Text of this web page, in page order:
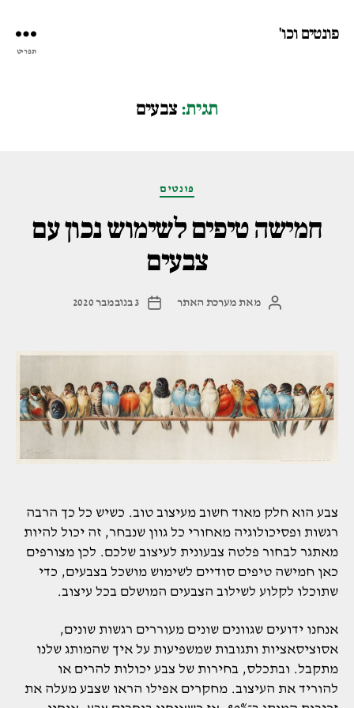
פונטים וכו'
תפריט
תגית:צבעים
קטגוריותפונטים
חמישה טיפים לשימוש נכון עם
צבעים
המחבר
מאת מערכת האתר
תאריך
3 בנובמבר 2020
צבע הוא חלק מאוד חשוב מעיצוב טוב. כשיש כל כך הרבה
רגשות ופסיכולוגיה מאחורי כל גוון שנבחר, זה יכול להיות
מאתגר לבחור פלטה צבעונית לעיצוב שלכם. לכן מצורפים
כאן חמישה טיפים סודיים לשימוש מושכל בצבעים, כדי
שתוכלו לקלוע לשילוב הצבעים המושלם בכל עיצוב.
אנחנו ידועים שגוונים שונים מעוררים רגשות שונים,
אסוציסאציות ותגובות שמשפיעות על איך שהמותג שלנו
מתקבל. ובתכלס, בחירות של צבע יכולות להרים או
להוריד את העיצוב. מחקרים אפילו הראו שצבע מעלה את